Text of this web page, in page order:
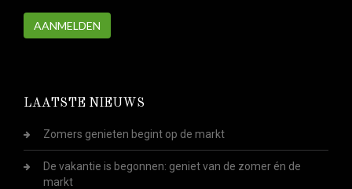
AANMELDEN
LAATSTE NIEUWS
Zomers genieten begint op de markt
De vakantie is begonnen: geniet van de zomer én de
markt